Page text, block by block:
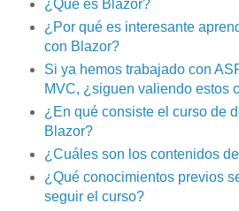
¿Qué es Blazor?
¿Por qué es interesante
con Blazor?
Si ya hemos trabajado con
MVC, ¿siguen valiendo estos
¿En qué consiste el curso de
Blazor?
¿Cuáles son los contenidos
¿Qué conocimientos previos
seguir el curso?